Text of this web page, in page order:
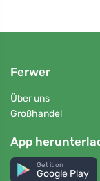
Ferwer
Über uns
Großhandel
App
Get it on
Google Play